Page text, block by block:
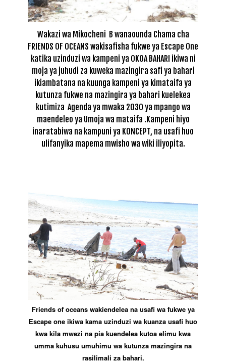
Wakazi wa Mikocheni B wanaounda Chama cha
FRIENDS OF OCEANS wakisafisha fukwe ya Escape One
katika uzinduzi wa kampeni ya OKOA BAHARI ikiwa ni
moja ya juhudi za kuweka mazingira safi ya bahari
ikiambatana na kuunga kampeni ya kimataifa ya
kutunza fukwe na mazingira ya bahari kuelekea
kutimiza Agenda ya mwaka 2030 ya mpango wa
maendeleo ya Umoja wa mataifa .Kampeni hiyo
inaratabiwa na kampuni ya KONCEPT, na usafi huo
ulifanyika mapema mwisho wa wiki iliyopita.
Friends of oceans wakiendelea na usafi wa fukwe ya
Escape one ikiwa kama uzinduzi wa kuanza usafi huo
kwa kila mwezi na pia kuendelea kutoa elimu kwa
umma kuhusu umuhimu wa kutunza mazingira na
rasilimali za bahari.